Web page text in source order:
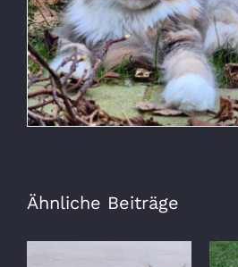
Ähnliche Beiträge